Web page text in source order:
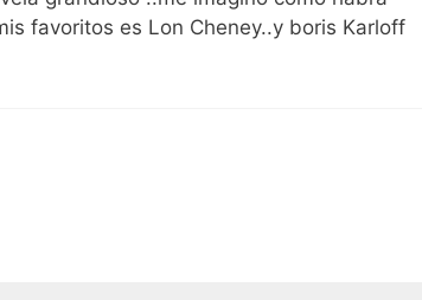
favoritos es Lon Cheney..y boris Karloff